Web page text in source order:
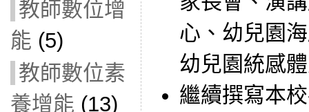
教師數位增
能 (5)
教師數位素
養增能 (13)
心、幼兒園
幼兒園統感
繼續撰寫本